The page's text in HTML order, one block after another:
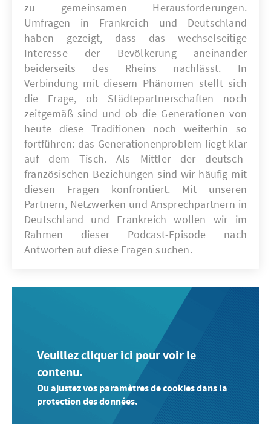
zu gemeinsamen Herausforderungen.
Umfragen in Frankreich und Deutschland
haben gezeigt, dass das wechselseitige
Interesse der Bevölkerung aneinander
beiderseits des Rheins nachlässt. In
Verbindung mit diesem Phänomen stellt sich
die Frage, ob Städtepartnerschaften noch
zeitgemäß sind und ob die Generationen von
heute diese Traditionen noch weiterhin so
fortführen: das Generationenproblem liegt klar
auf dem Tisch. Als Mittler der deutsch-
französischen Beziehungen sind wir häufig mit
diesen Fragen konfrontiert. Mit unseren
Partnern, Netzwerken und Ansprechpartnern in
Deutschland und Frankreich wollen wir im
Rahmen dieser Podcast-Episode nach
Antworten auf diese Fragen suchen.
Veuillez cliquer ici pour voir le
contenu.
Ou ajustez vos paramètres de cookies dans la
protection des données.